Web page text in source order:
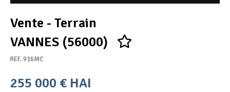
Vente - Terrain
VANNES (56000)
REF. 916MC
255 000 € HAI